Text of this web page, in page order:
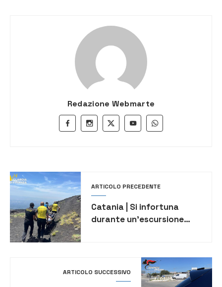
Redazione Webmarte
ARTICOLO PRECEDENTE
Catania | Si infortuna
durante un’escursione
ARTICOLO SUCCESSIVO